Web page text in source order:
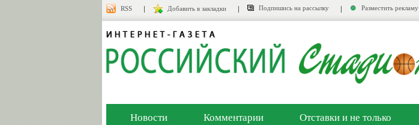
RSS Добавить в закладки Подпишись на рассылку Разместить рекламу
Новости Комментарии Отставки и не только